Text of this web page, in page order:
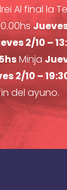
Al final la
2/10 –
Minja
2/10 –
del ayuno.